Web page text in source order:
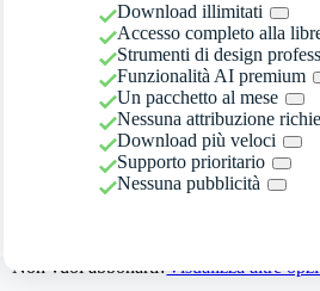
Download illimitati
Accesso completo alla
Strumenti di design
Funzionalità AI premium
Un pacchetto al mese
Nessuna attribuzione
Download più veloci
Supporto prioritario
Nessuna pubblicità
Non vuoi abbonarti?Visualizza altre